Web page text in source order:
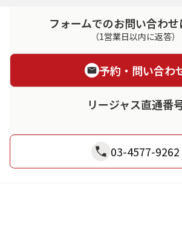
フォームでのお問い合わせ
（1営業日以内に返答）
予約・問い合わ
リージャス直通番
03-4577-9262